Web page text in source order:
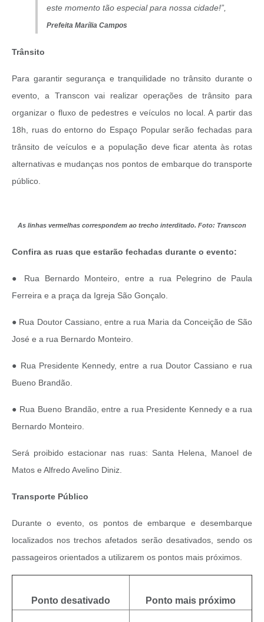
este momento tão especial para nossa cidade!”,
Prefeita Marília Campos
Trânsito
Para garantir segurança e tranquilidade no trânsito durante o
evento, a Transcon vai realizar operações de trânsito para
organizar o fluxo de pedestres e veículos no local. A partir das
18h, ruas do entorno do Espaço Popular serão fechadas para
trânsito de veículos e a população deve ficar atenta às rotas
alternativas e mudanças nos pontos de embarque do transporte
público.
As linhas vermelhas correspondem ao trecho interditado. Foto: Transcon
Confira as ruas que estarão fechadas durante o evento:
● Rua Bernardo Monteiro, entre a rua Pelegrino de Paula
Ferreira e a praça da Igreja São Gonçalo.
● Rua Doutor Cassiano, entre a rua Maria da Conceição de São
José e a rua Bernardo Monteiro.
● Rua Presidente Kennedy, entre a rua Doutor Cassiano e rua
Bueno Brandão.
● Rua Bueno Brandão, entre a rua Presidente Kennedy e a rua
Bernardo Monteiro.
Será proibido estacionar nas ruas: Santa Helena, Manoel de
Matos e Alfredo Avelino Diniz.
Transporte Público
Durante o evento, os pontos de embarque e desembarque
localizados nos trechos afetados serão desativados, sendo os
passageiros orientados a utilizarem os pontos mais próximos.
Ponto desativado Ponto mais próximo